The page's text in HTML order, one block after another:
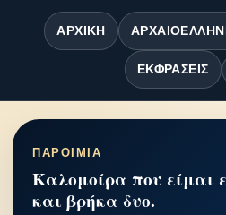
ΑΡΧΙΚΉ
ΕΚΦΡΆΣΕΙΣ
ΠΑΡΟΙΜΙΑ
Καλομοίρα που είμαι
και βρήκα δυο.